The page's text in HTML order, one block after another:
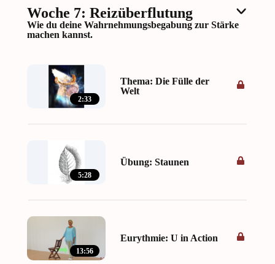
Woche 7: Reizüberflutung
Wie du deine Wahrnehmungsbegabung zur Stärke
machen kannst.
2:33
Thema: Die Fülle der
Welt
5:28
Übung: Staunen
13:56
Eurythmie: U in Action